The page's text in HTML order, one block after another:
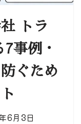
トラ
事例・
ぐため
6月3日